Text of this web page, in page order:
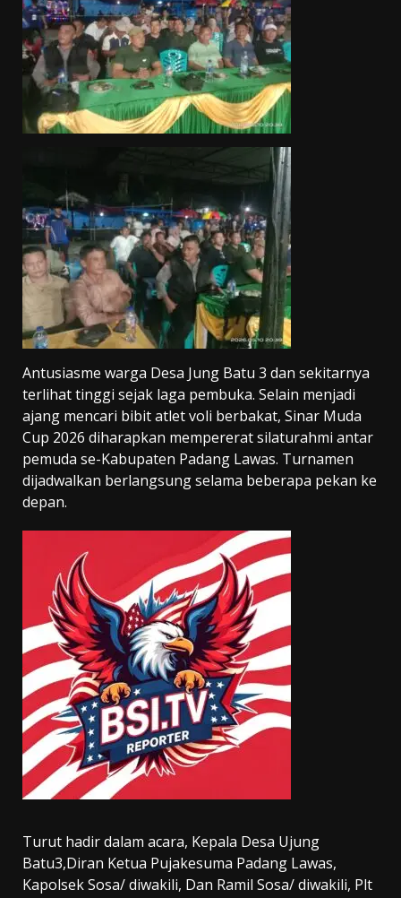
Antusiasme warga Desa Jung Batu 3 dan sekitarnya
terlihat tinggi sejak laga pembuka. Selain menjadi
ajang mencari bibit atlet voli berbakat, Sinar Muda
Cup 2026 diharapkan mempererat silaturahmi antar
pemuda se-Kabupaten Padang Lawas. Turnamen
dijadwalkan berlangsung selama beberapa pekan ke
depan.
Turut hadir dalam acara, Kepala Desa Ujung
Batu3,Diran Ketua Pujakesuma Padang Lawas,
Kapolsek Sosa/ diwakili, Dan Ramil Sosa/ diwakili, Plt